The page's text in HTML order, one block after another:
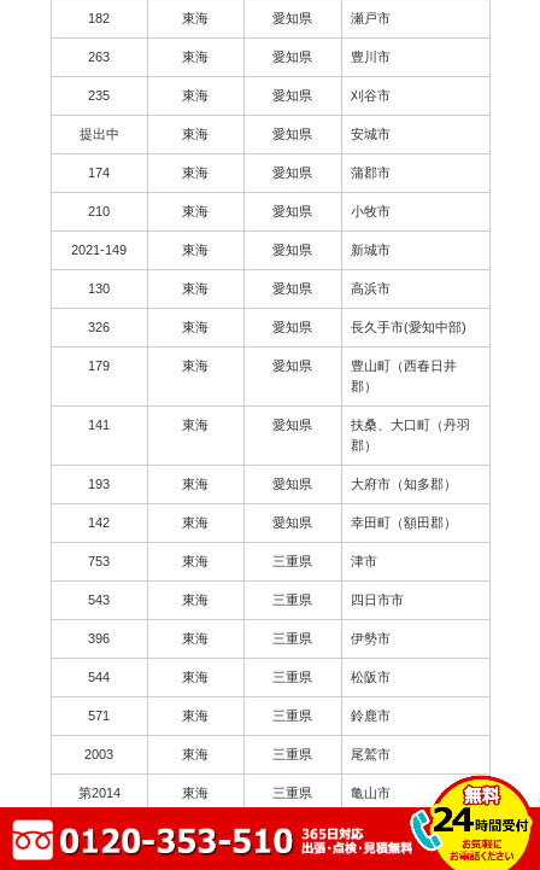
182 東海 愛知県 瀬戸市
263 東海 愛知県 豊川市
235 東海 愛知県 刈谷市
提出中 東海 愛知県 安城市
174 東海 愛知県 蒲郡市
210 東海 愛知県 小牧市
2021-149 東海 愛知県 新城市
130 東海 愛知県 高浜市
326 東海 愛知県 長久手市(愛知中部)
179 東海 愛知県
豊山町（西春日井
郡）
141 東海 愛知県
扶桑、大口町（丹羽
郡）
193 東海 愛知県 大府市（知多郡）
142 東海 愛知県 幸田町（額田郡）
753 東海 三重県 津市
543 東海 三重県 四日市市
396 東海 三重県 伊勢市
544 東海 三重県 松阪市
571 東海 三重県 鈴鹿市
2003 東海 三重県 尾鷲市
第2014 東海 三重県 亀山市
179 東海 三重県 鳥羽市